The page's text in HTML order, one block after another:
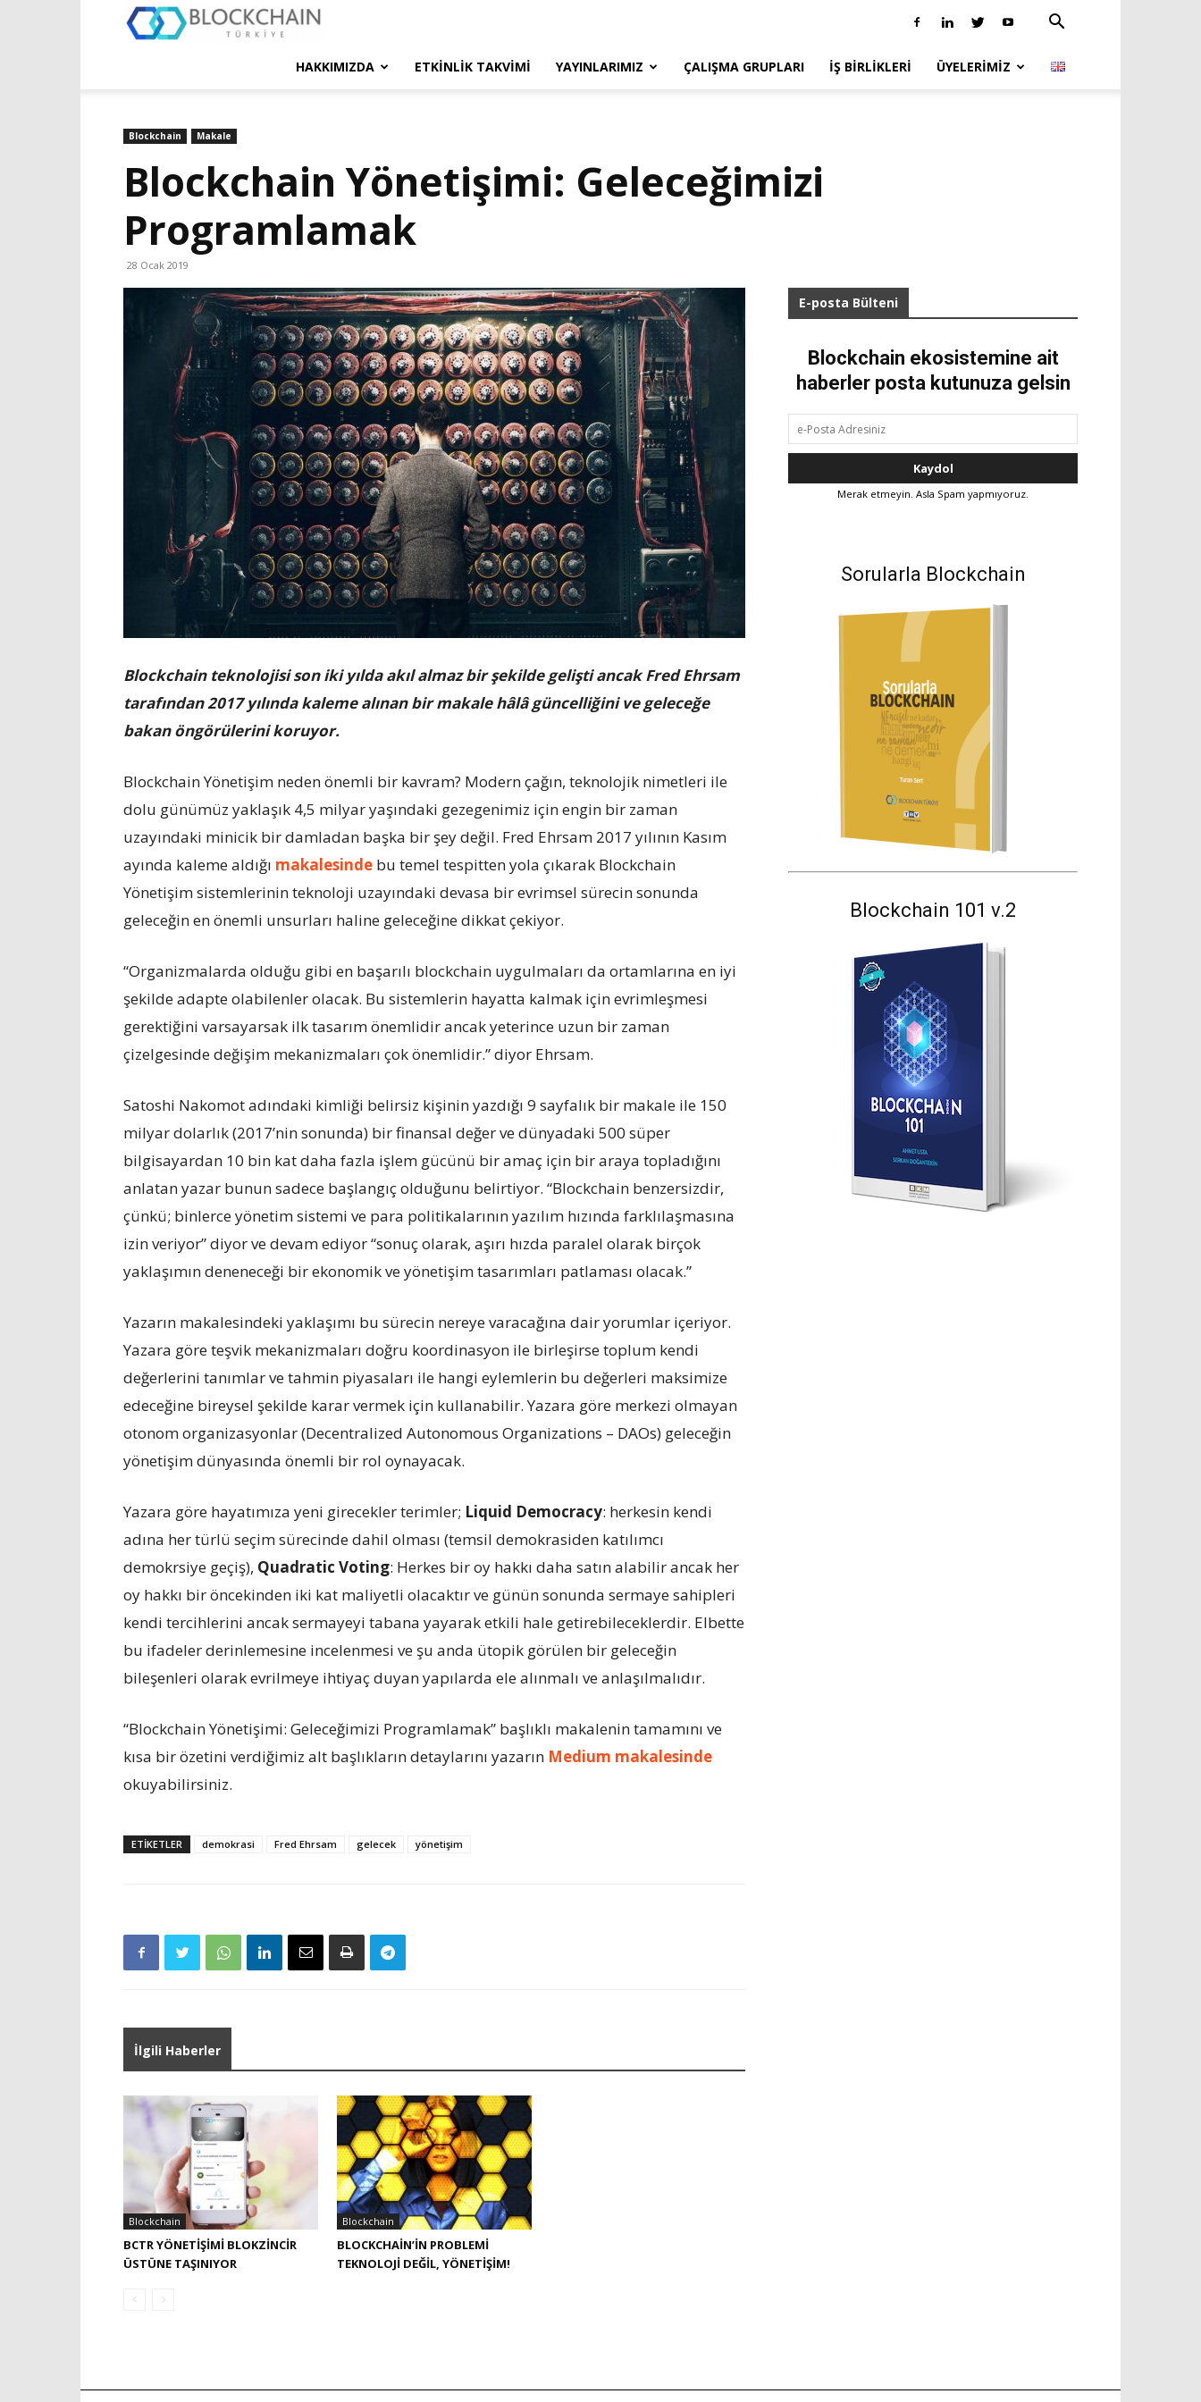
Türkiye
HAKKIMIZDA ETKINLIK TAKVIMI YAYINLARIMIZ ÇALIŞMA GRUPLARI İŞ BIRLIKLERI ÜYELERIMIZ
Blockchain Makale
Blockchain Yönetişimi: Geleceğimizi
Programlamak
28 Ocak 2019
Blockchain teknolojisi son iki yılda akıl almaz bir şekilde gelişti ancak Fred Ehrsam
tarafından 2017 yılında kaleme alınan bir makale hâlâ güncelliğini ve geleceğe
bakan öngörülerini koruyor.
Blockchain Yönetişim neden önemli bir kavram? Modern çağın, teknolojik nimetleri ile
dolu günümüz yaklaşık 4,5 milyar yaşındaki gezegenimiz için engin bir zaman
uzayındaki minicik bir damladan başka bir şey değil. Fred Ehrsam 2017 yılının Kasım
ayında kaleme aldığı makalesinde bu temel tespitten yola çıkarak Blockchain
Yönetişim sistemlerinin teknoloji uzayındaki devasa bir evrimsel sürecin sonunda
geleceğin en önemli unsurları haline geleceğine dikkat çekiyor.
“Organizmalarda olduğu gibi en başarılı blockchain uygulmaları da ortamlarına en iyi
şekilde adapte olabilenler olacak. Bu sistemlerin hayatta kalmak için evrimleşmesi
gerektiğini varsayarsak ilk tasarım önemlidir ancak yeterince uzun bir zaman
çizelgesinde değişim mekanizmaları çok önemlidir.” diyor Ehrsam.
Satoshi Nakomot adındaki kimliği belirsiz kişinin yazdığı 9 sayfalık bir makale ile 150
milyar dolarlık (2017’nin sonunda) bir finansal değer ve dünyadaki 500 süper
bilgisayardan 10 bin kat daha fazla işlem gücünü bir amaç için bir araya topladığını
anlatan yazar bunun sadece başlangıç olduğunu belirtiyor. “Blockchain benzersizdir,
çünkü; binlerce yönetim sistemi ve para politikalarının yazılım hızında farklılaşmasına
izin veriyor” diyor ve devam ediyor “sonuç olarak, aşırı hızda paralel olarak birçok
yaklaşımın deneneceği bir ekonomik ve yönetişim tasarımları patlaması olacak.”
Yazarın makalesindeki yaklaşımı bu sürecin nereye varacağına dair yorumlar içeriyor.
Yazara göre teşvik mekanizmaları doğru koordinasyon ile birleşirse toplum kendi
değerlerini tanımlar ve tahmin piyasaları ile hangi eylemlerin bu değerleri maksimize
edeceğine bireysel şekilde karar vermek için kullanabilir. Yazara göre merkezi olmayan
otonom organizasyonlar (Decentralized Autonomous Organizations – DAOs) geleceğin
yönetişim dünyasında önemli bir rol oynayacak.
Yazara göre hayatımıza yeni girecekler terimler; Liquid Democracy: herkesin kendi
adına her türlü seçim sürecinde dahil olması (temsil demokrasiden katılımcı
demokrsiye geçiş), Quadratic Voting: Herkes bir oy hakkı daha satın alabilir ancak her
oy hakkı bir öncekinden iki kat maliyetli olacaktır ve günün sonunda sermaye sahipleri
kendi tercihlerini ancak sermayeyi tabana yayarak etkili hale getirebileceklerdir. Elbette
bu ifadeler derinlemesine incelenmesi ve şu anda ütopik görülen bir geleceğin
bileşenleri olarak evrilmeye ihtiyaç duyan yapılarda ele alınmalı ve anlaşılmalıdır.
“Blockchain Yönetişimi: Geleceğimizi Programlamak” başlıklı makalenin tamamını ve
kısa bir özetini verdiğimiz alt başlıkların detaylarını yazarın Medium makalesinde
okuyabilirsiniz.
ETIKETLER demokrasi Fred Ehrsam gelecek yönetişim
İlgili Haberler
Blockchain
BCTR YÖNETIŞIMI BLOKZINCIR
ÜSTÜNE TAŞINIYOR
Blockchain
BLOCKCHAIN’IN PROBLEMI
TEKNOLOJI DEĞIL, YÖNETIŞIM!
E-posta Bülteni
Blockchain ekosistemine ait
haberler posta kutunuza gelsin
Merak etmeyin. Asla Spam yapmıyoruz.
Sorularla Blockchain
Blockchain 101 v.2